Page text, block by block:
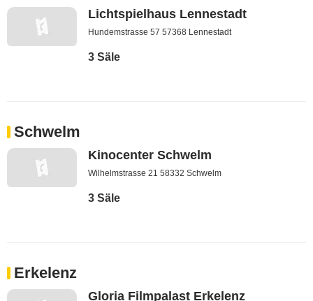
Lichtspielhaus Lennestadt
Hundemstrasse 57 57368 Lennestadt
3 Säle
Schwelm
Kinocenter Schwelm
Wilhelmstrasse 21 58332 Schwelm
3 Säle
Erkelenz
Gloria Filmpalast Erkelenz